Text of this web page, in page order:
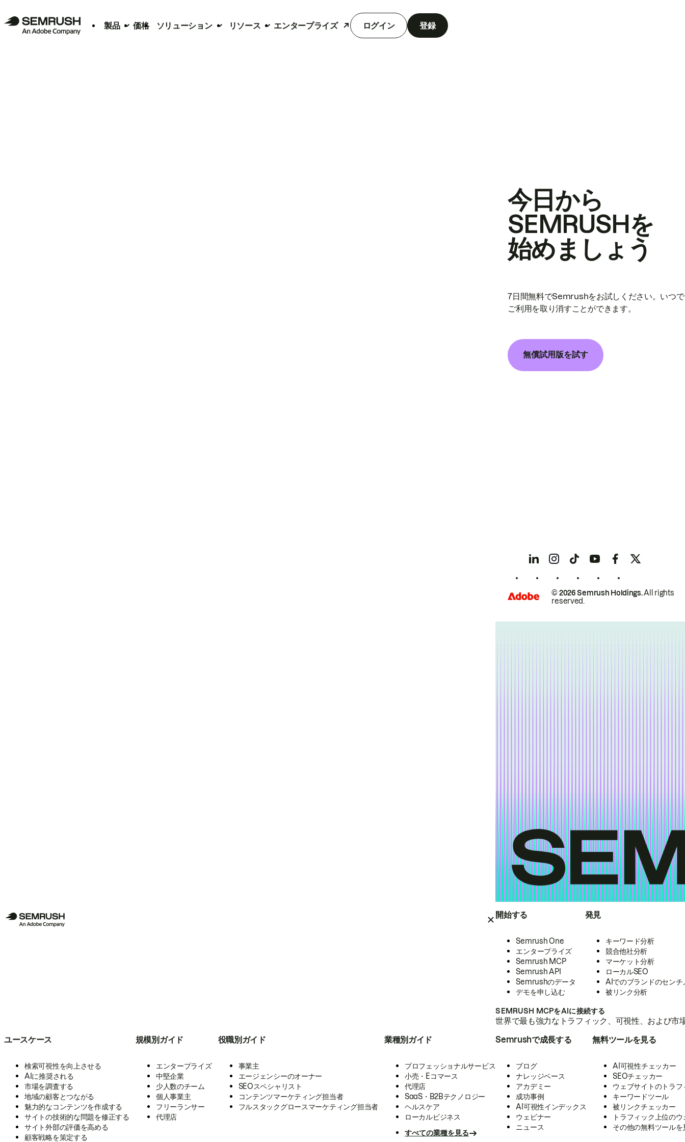
製品 価格 ソリューション リソース エンタープライズ ログイン 登録
開始する
Semrush One
エンタープライズ
Semrush MCP
Semrush API
Semrushのデータ
デモを申し込む
発見
キーワード分析
競合他社分析
マーケット分析
ローカルSEO
AIでのブランドのセンチ
被リンク分析
SEMRUSH MCPをAIに接続する
世界で最も強力なトラフィック、可視性、および
ユースケース
検索可視性を向上させる
AIに推奨される
市場を調査する
地域の顧客とつながる
魅力的なコンテンツを作成する
サイトの技術的な問題を修正する
サイト外部の評価を高める
顧客戦略を策定する
規模別ガイド
エンタープライズ
中堅企業
少人数のチーム
個人事業主
フリーランサー
代理店
役職別ガイド
事業主
エージェンシーのオーナー
SEOスペシャリスト
コンテンツマーケティング担当者
フルスタックグロースマーケティング担当者
業種別ガイド
プロフェッショナルサービス
小売・Eコマース
代理店
SaaS・B2Bテクノロジー
ヘルスケア
ローカルビジネス
すべての業種を見る
Semrushで成長する
ブログ
ナレッジベース
アカデミー
成功事例
AI可視性インデックス
ウェビナー
ニュース
無料ツールを見る
AI可視性チェッカー
SEOチェッカー
ウェブサイトのトラ
キーワードツール
被リンクチェッカー
トラフィック上位の
その他の無料ツールを
今日から
SEMRUSHを
始めましょう
7日間無料でSemrushをお試しください。いつ
ご利用を取り消すことができます。
無償試用版を試す
© 2026 Semrush Holdings.All rights
reserved.